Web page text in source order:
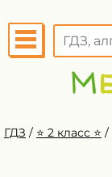
ГДЗ / ⭐️ 2 класс ⭐️ /